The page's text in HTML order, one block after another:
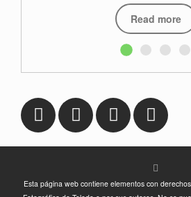
Read more
Esta página web contiene elementos con